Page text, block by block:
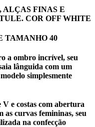
FINAS E
COR OFF WHITE
TAMANHO 40
a ombro incrível, seu
lânguida com um
simplesmente
V e costas com abertura
as curvas femininas, seu
na confecção